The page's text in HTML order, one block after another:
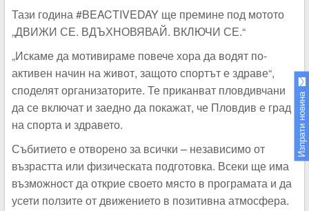
Тази година #BEACTIVEDAY ще премине под мотото
„ДВИЖИ СЕ. ВДЪХНОВЯВАЙ. ВКЛЮЧИ СЕ.“
„Искаме да мотивираме повече хора да водят по-
активен начин на живот, защото спортът е здраве“,
споделят организаторите. Те приканват пловдивчани
да се включат и заедно да покажат, че Пловдив е град
на спорта и здравето.
Събитието е отворено за всички – независимо от
възрастта или физическата подготовка. Всеки ще има
възможност да открие своето място в програмата и да
усети ползите от движението в позитивна атмосфера.
Изпрати новина